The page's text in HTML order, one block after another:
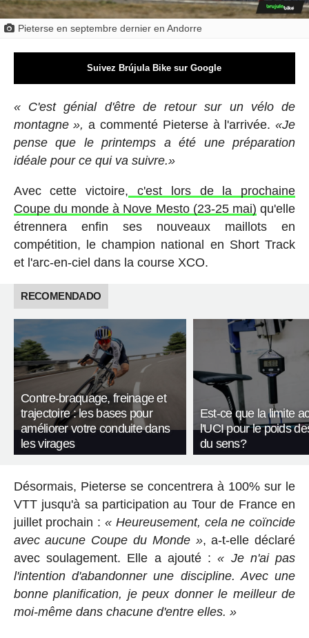
Pieterse en septembre dernier en Andorre
Suivez Brújula Bike sur Google
« C'est génial d'être de retour sur un vélo de
montagne », a commenté Pieterse à l'arrivée.«Je
pense que le printemps a été une préparation
idéale pour ce qui va suivre.»
Avec cette victoire, c'est lors de la prochaine
Coupe du monde à Nove Mesto (23-25 mai) qu'elle
étrennera enfin ses nouveaux maillots en
compétition, le champion national en Short Track
et l'arc-en-ciel dans la course XCO.
RECOMENDADO
Contre-braquage, freinage et
trajectoire : les bases pour
améliorer votre conduite dans
les virages
Est-ce que la limite
l'UCI pour le poids
du sens?
Désormais, Pieterse se concentrera à 100% sur le
VTT jusqu'à sa participation au Tour de France en
juillet prochain :« Heureusement, cela ne coïncide
avec aucune Coupe du Monde », a-t-elle déclaré
avec soulagement. Elle a ajouté :« Je n'ai pas
l'intention d'abandonner une discipline. Avec une
bonne planification, je peux donner le meilleur de
moi-même dans chacune d'entre elles. »